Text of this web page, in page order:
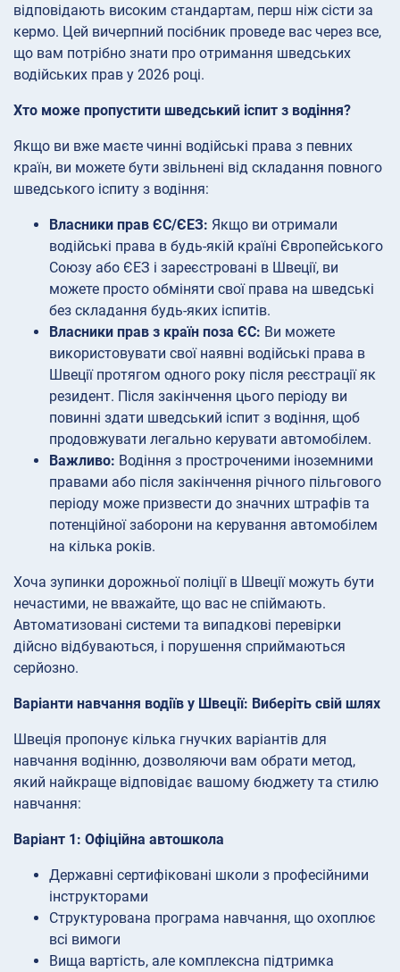
відповідають високим стандартам, перш ніж сісти за
кермо. Цей вичерпний посібник проведе вас через все,
що вам потрібно знати про отримання шведських
водійських прав у 2026 році.
Хто може пропустити шведський іспит з водіння?
Якщо ви вже маєте чинні водійські права з певних
країн, ви можете бути звільнені від складання повного
шведського іспиту з водіння:
Власники прав ЄС/ЄЕЗ: Якщо ви отримали
водійські права в будь-якій країні Європейського
Союзу або ЄЕЗ і зареєстровані в Швеції, ви
можете просто обміняти свої права на шведські
без складання будь-яких іспитів.
Власники прав з країн поза ЄС: Ви можете
використовувати свої наявні водійські права в
Швеції протягом одного року після реєстрації як
резидент. Після закінчення цього періоду ви
повинні здати шведський іспит з водіння, щоб
продовжувати легально керувати автомобілем.
Важливо: Водіння з простроченими іноземними
правами або після закінчення річного пільгового
періоду може призвести до значних штрафів та
потенційної заборони на керування автомобілем
на кілька років.
Хоча зупинки дорожньої поліції в Швеції можуть бути
нечастими, не вважайте, що вас не спіймають.
Автоматизовані системи та випадкові перевірки
дійсно відбуваються, і порушення сприймаються
серйозно.
Варіанти навчання водіїв у Швеції: Виберіть свій шлях
Швеція пропонує кілька гнучких варіантів для
навчання водінню, дозволяючи вам обрати метод,
який найкраще відповідає вашому бюджету та стилю
навчання:
Варіант 1: Офіційна автошкола
Державні сертифіковані школи з професійними
інструкторами
Структурована програма навчання, що охоплює
всі вимоги
Вища вартість, але комплексна підтримка